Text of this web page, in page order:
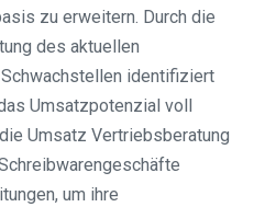
zu erweitern. Durch die
des aktuellen
identifiziert
Umsatzpotenzial voll
Umsatz Vertriebsberatung
um ihre